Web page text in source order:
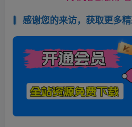
感谢您的来访，获取更多